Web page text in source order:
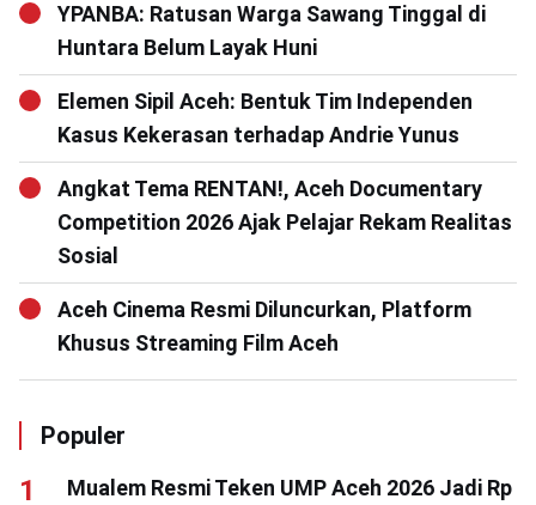
YPANBA: Ratusan Warga Sawang Tinggal di
Huntara Belum Layak Huni
Elemen Sipil Aceh: Bentuk Tim Independen
Kasus Kekerasan terhadap Andrie Yunus
Angkat Tema RENTAN!, Aceh Documentary
Competition 2026 Ajak Pelajar Rekam Realitas
Sosial
Aceh Cinema Resmi Diluncurkan, Platform
Khusus Streaming Film Aceh
Populer
Mualem Resmi Teken UMP Aceh 2026 Jadi Rp